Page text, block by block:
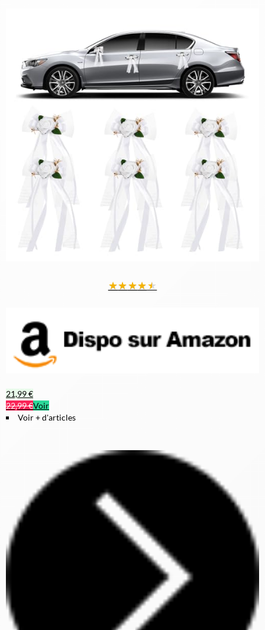
★★★★★
21,99 €
22,99 €Voir
Voir + d'articles